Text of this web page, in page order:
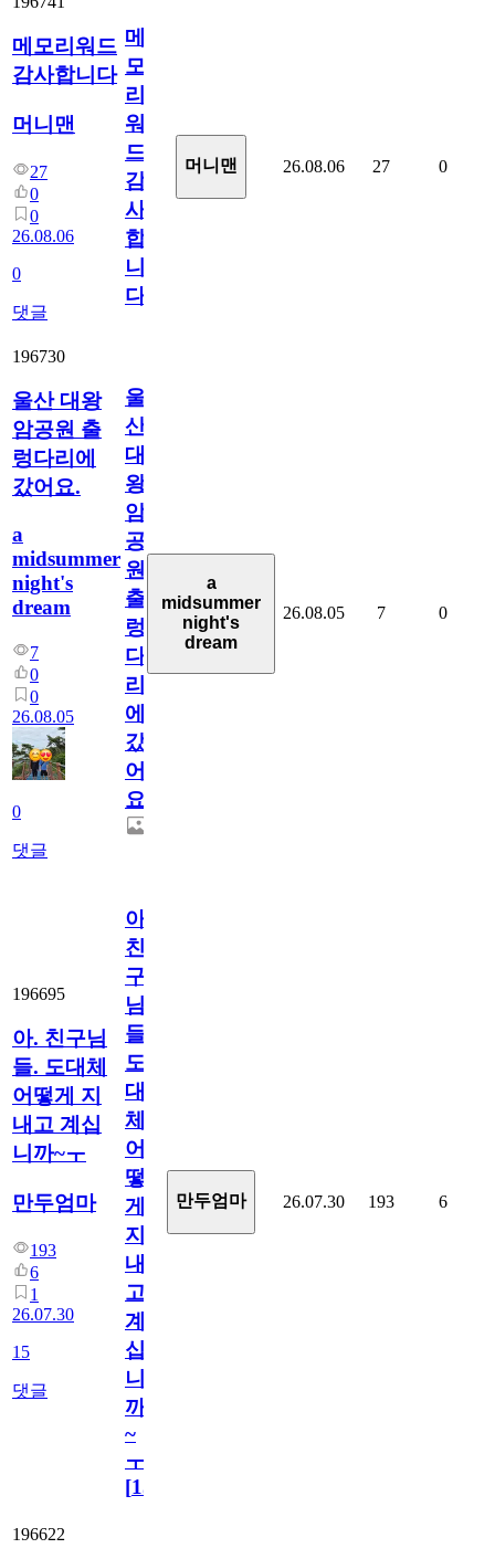
메모리워드
감사합니다
머니맨
27
0
0
26.08.06
0
댓글
메
모
리
워
드
감
사
합
니
다
머니맨 26.08.06 27 0
196730
울산 대왕
암공원 출
렁다리에
갔어요.
a
midsummer
night's
dream
7
0
0
26.08.05
0
댓글
울
산
대
왕
암
공
원
출
렁
다
리
에
갔
어
요.
a
midsummer
night's
dream
26.08.05 7 0
196695
아. 친구님
들. 도대체
어떻게 지
내고 계십
니까~ㅜ
만두엄마
193
6
1
26.07.30
15
댓글
아.
친
구
님
들.
도
대
체
어
떻
게
지
내
고
계
십
니
까
~
ㅜ
[15
만두엄마 26.07.30 193 6
196622